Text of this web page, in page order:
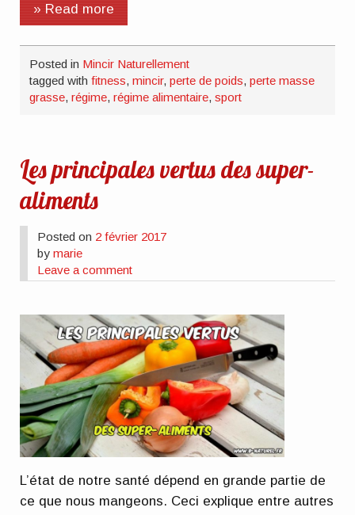
» Read more
Posted in Mincir Naturellement
tagged withfitness,mincir,perte de poids,perte masse
grasse,régime,régime alimentaire,sport
Les principales vertus des super-
aliments
Posted on 2 février 2017
bymarie
Leave a comment
L’état de notre santé dépend en grande partie de
ce que nous mangeons. Ceci explique entre autres